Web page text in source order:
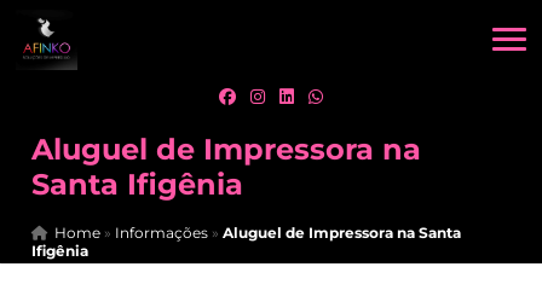
Aluguel de Impressora na
Santa Ifigênia
Home » Informações »Aluguel de Impressora na Santa
Ifigênia